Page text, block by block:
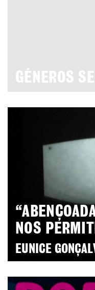
GÉNEROS
NOS
EUNICE